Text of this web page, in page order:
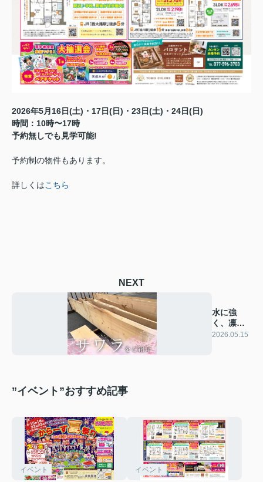
2026年5月16日(土)・17日(日)・23日(土)・24日(日)
時間：10時〜17時
予約無しでも見学可能!
予約制の物件もあります。
詳しくはこちら
NEXT
水に強
く、凛と
佇む「サ
2026.05.15
”イベント”おすすめ記事
イベント イベント